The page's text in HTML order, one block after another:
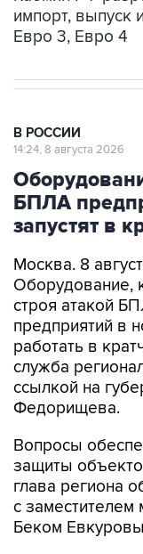
импорт, выпуск
Евро 3, Евро 4
В РОССИИ
14:24, 8 августа 2026
БПЛА
запустят в
Москва. 8
Оборудование,
строя атакой
предприятий в
работать в
служба
ссылкой на
Федорищева.
Вопросы
защиты
глава региона
с
Беком